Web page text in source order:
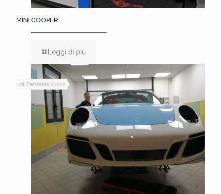
MINI COOPER
Leggi di più
21 Febbraio 2022